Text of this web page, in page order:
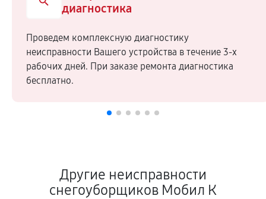
диагностика
Проведем комплексную диагностику
неисправности Вашего устройства в течение 3-х
рабочих дней. При заказе ремонта диагностика
бесплатно.
Другие неисправности
снегоуборщиков Мобил К